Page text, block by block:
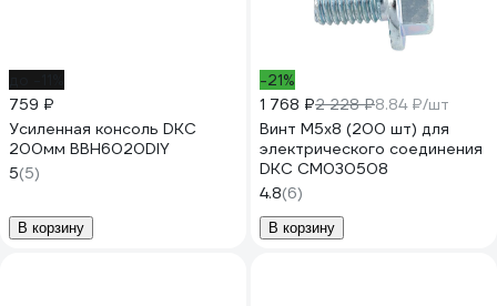
759 ₽
Усиленная консоль DKC
200мм BBH6020DIY
5(5)
В корзину
-21%
1 768 ₽2 228 ₽8.84 ₽/шт
Винт М5х8 (200 шт) для
электрического соединения
DKC CM030508
4.8(6)
В корзину